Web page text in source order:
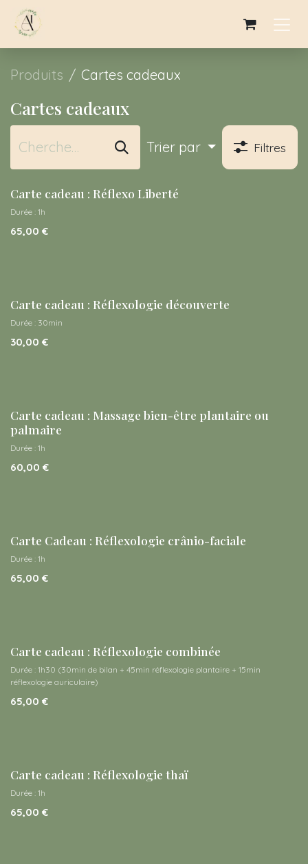
Produits Cartes cadeaux
Cartes cadeaux
Trier par Filtres
Nouveau !
Carte cadeau : Réflexo Liberté
Durée : 1h
65,00 €
Carte cadeau : Réflexologie découverte
Durée : 30min
30,00 €
Carte cadeau : Massage bien-être plantaire ou
palmaire
Durée : 1h
60,00 €
Carte Cadeau : Réflexologie crânio-faciale
Durée : 1h
65,00 €
Carte cadeau : Réflexologie combinée
Durée : 1h30 (30min de bilan + 45min réflexologie plantaire + 15min
réflexologie auriculaire)
65,00 €
Carte cadeau : Réflexologie thaï
Durée : 1h
65,00 €